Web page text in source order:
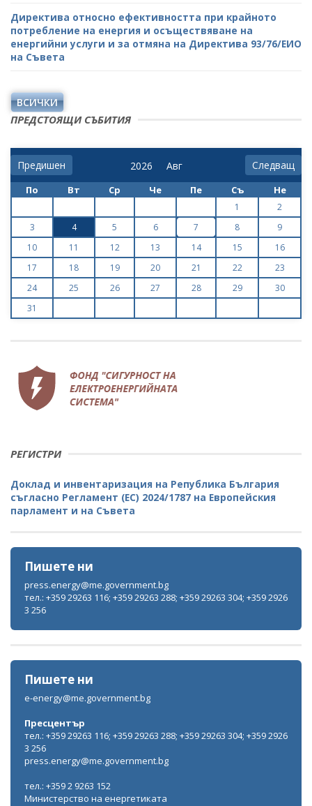
Директива относно ефективността при крайното
потребление на енергия и осъществяване на
енергийни услуги и за отмяна на Директива 93/76/ЕИО
на Съвета
ВСИЧКИ
ПРЕДСТОЯЩИ СЪБИТИЯ
Предишен Следващ
По Вт Ср Че Пе Съ Не
1
2
3
4 5 6 7 8
9
10
11 12 13 14 15
16
17
18 19 20 21 22
23
24
25 26 27 28 29
30
31
РЕГИСТРИ
Доклад и инвентаризация на Република България
съгласно Регламент (ЕС) 2024/1787 на Европейския
парламент и на Съвета
Пишете ни
press.energy@me.government.bg
тел.: +359 29263 116; +359 29263 288; +359 29263 304; +359 2926
3 256
Пишете ни
e-energy@me.government.bg
Пресцентър
тел.: +359 29263 116; +359 29263 288; +359 29263 304; +359 2926
3 256
press.energy@me.government.bg
тел.: +359 2 9263 152
Министерство на енергетиката